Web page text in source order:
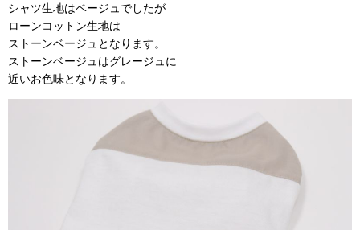
シャツ生地はベージュでしたが
ローンコットン生地は
ストーンベージュとなります。
ストーンベージュはグレージュに
近いお色味となります。